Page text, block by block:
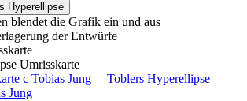
Hyperellipse
blendet die Grafik ein und aus
der Entwürfe
c Tobias Jung
Toblers Hyperellipse
Jung